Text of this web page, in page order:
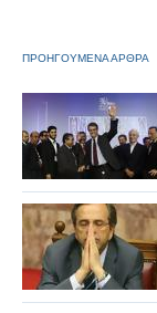
ΠΡΟΗΓΟΥΜΕΝΑ ΑΡΘΡΑ